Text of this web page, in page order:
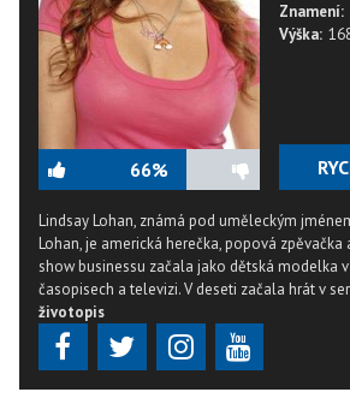
66%
Znamení:
Výška:
Lindsay Lohan, známá pod uměleckým
Lohan, je americká herečka, popová
show businessu začala jako dětská modelka
časopisech a televizi. V deseti začala hrát v
životopis